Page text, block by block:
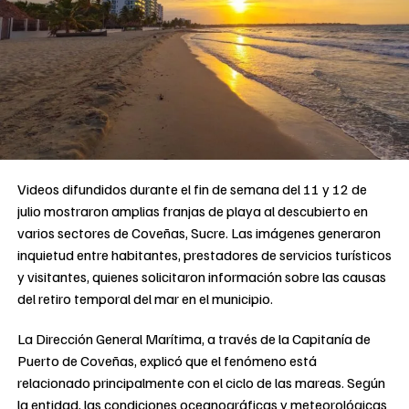
Videos difundidos durante el fin de semana del 11 y 12 de
julio mostraron amplias franjas de playa al descubierto en
varios sectores de Coveñas, Sucre. Las imágenes generaron
inquietud entre habitantes, prestadores de servicios turísticos
y visitantes, quienes solicitaron información sobre las causas
del retiro temporal del mar en el municipio.
La Dirección General Marítima, a través de la Capitanía de
Puerto de Coveñas, explicó que el fenómeno está
relacionado principalmente con el ciclo de las mareas. Según
la entidad, las condiciones oceanográficas y meteorológicas